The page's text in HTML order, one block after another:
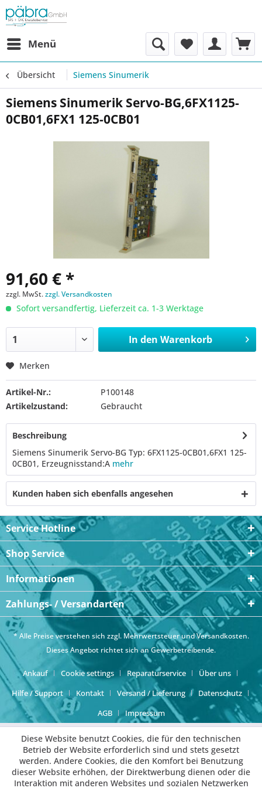
Menü
Übersicht Siemens Sinumerik
Siemens Sinumerik Servo-BG,6FX1125-
0CB01,6FX1 125-0CB01
91,60 € *
zzgl. MwSt.zzgl. Versandkosten
Sofort versandfertig, Lieferzeit ca. 1-3 Werktage
In den Warenkorb
Merken
Artikel-Nr.:
P100148
Artikelzustand:
Gebraucht
Beschreibung
Siemens Sinumerik Servo-BG Typ: 6FX1125-0CB01,6FX1 125-
0CB01, Erzeugnisstand:A mehr
Kunden haben sich ebenfalls angesehen
Service Hotline
Shop Service
Informationen
Zahlungs- / Versandarten
* Alle Preise verstehen sich zzgl. Mehrwertsteuer undVersandkosten.
Dieses Angebot richtet sich an Gewerbetreibende.
Ankauf Cookie settings Reparaturservice
Über uns
Hilfe / Support
Kontakt Versand / Lieferung
Datenschutz
AGB
Impressum
Diese Website benutzt Cookies, die für den technischen
Betrieb der Website erforderlich sind und stets gesetzt
werden. Andere Cookies, die den Komfort bei Benutzung
dieser Website erhöhen, der Direktwerbung dienen oder die
Interaktion mit anderen Websites und sozialen Netzwerken